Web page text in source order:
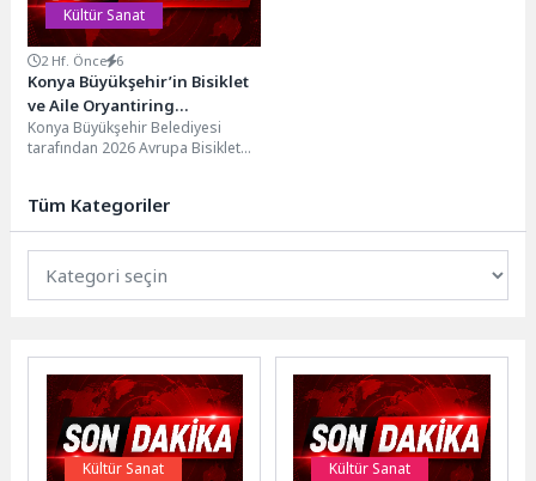
Kültür Sanat
2 Hf. Önce 6
Konya Büyükşehir’in Bisiklet
ve Aile Oryantiring
Etkinlikleri Büyük Heyecana
Sahne Oldu
Konya Büyükşehir Belediyesi
tarafından 2026 Avrupa Bisiklet
iç içe...
Tüm Kategoriler
Kültür Sanat Kültür Sanat